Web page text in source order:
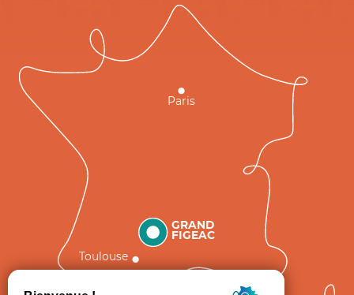
GRAND
FIGEAC
Toulouse
Paris